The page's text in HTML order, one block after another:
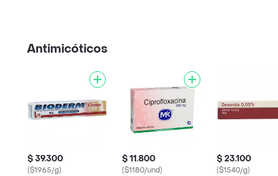
Antimicóticos
$ 39.300
($1965/g)
$ 11.800
($1180/und)
$ 23.100
($1540/g)